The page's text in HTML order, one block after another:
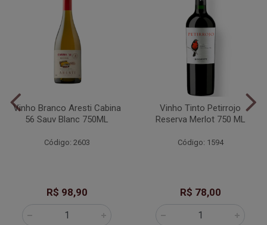
Vinho Branco Aresti Cabina
56 Sauv Blanc 750ML
Código: 2603
R$ 98,90
Vinho Tinto Petirrojo
Reserva Merlot 750 ML
Código: 1594
R$ 78,00